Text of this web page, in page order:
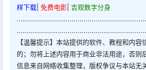
样下载 免费电影 吉观数字分身
【温馨提示】本站提供的软件、教程和内容
的；勿将上述内容用于商业非法用途，否则
信息来自网络收集整理，版权争议与本站无